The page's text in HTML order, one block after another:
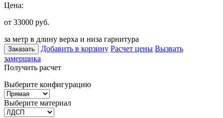
Цена:
от 33000 руб.
за метр в длину верха и низа гарнитура
Заказать Добавить в корзину Расчет цены Вызвать
замерщика
Получить расчет
Выберите конфигурацию
Выберите материал